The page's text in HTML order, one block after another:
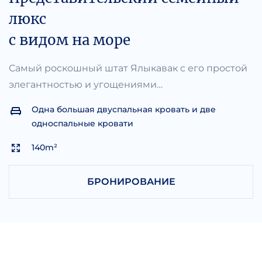
люкс
с видом на море
Самый роскошный штат Ялыкавак с его простой
элегантностью и угощениями…
Одна большая двуспальная кровать и две
односпальные кровати
140m²
БРОНИРОВАНИЕ